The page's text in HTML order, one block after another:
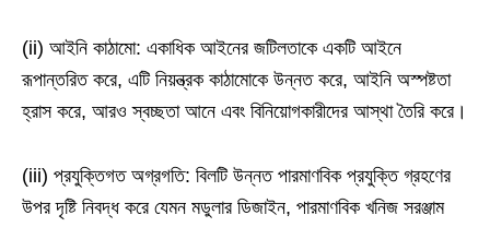
(ii) আইনি কাঠামো: একাধিক আইনের জটিলতাকে একটি আইনে
রূপান্তরিত করে, এটি নিয়ন্ত্রক কাঠামোকে উন্নত করে, আইনি অস্পষ্টতা
হ্রাস করে, আরও স্বচ্ছতা আনে এবং বিনিয়োগকারীদের আস্থা তৈরি করে।
(iii) প্রযুক্তিগত অগ্রগতি: বিলটি উন্নত পারমাণবিক প্রযুক্তি গ্রহণের
উপর দৃষ্টি নিবদ্ধ করে যেমন মডুলার ডিজাইন, পারমাণবিক খনিজ সরঞ্জাম